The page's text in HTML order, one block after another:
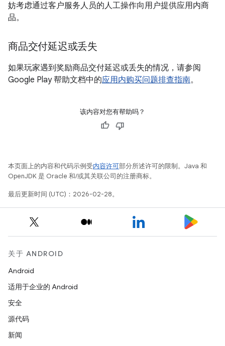
妨考虑通过客户服务人员的人工操作向用户提供应用内商
品。
商品交付延迟或丢失
如果玩家遇到奖励商品交付延迟或丢失的情况，请参阅
Google Play 帮助文档中的应用内购买问题排查指南。
该内容对您有帮助吗？
本页面上的内容和代码示例受内容许可部分所述许可的限制。Java 和
OpenJDK 是 Oracle 和/或其关联公司的注册商标。
最后更新时间 (UTC)：2026-02-28。
关于 ANDROID
Android
适用于企业的 Android
安全
源代码
新闻